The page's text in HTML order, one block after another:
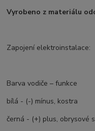
Vyrobeno z materiálu
Zapojení elektroinstalace:
Barva vodiče – funkce
bílá - (-) mínus, kostra
černá - (+) plus, obrysové